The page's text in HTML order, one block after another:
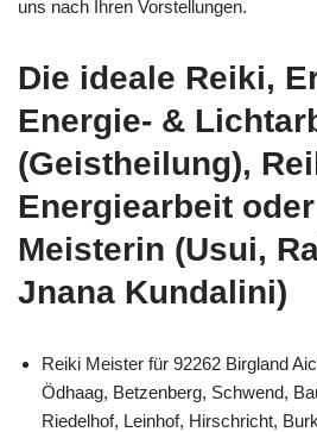
uns nach Ihren Vorstellungen.
Die ideale Reiki,
Energie- &
(Geistheilung),
Energiearbeit
Meisterin (Usui,
Jnana Kundalini)
Reiki Meister für 92262 Birgland
Ödhaag, Betzenberg, Schwend,
Riedelhof, Leinhof, Hirschricht,